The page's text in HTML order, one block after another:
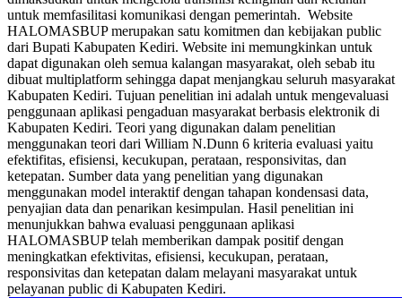
untuk memfasilitasi komunikasi dengan pemerintah. Website
HALOMASBUP merupakan satu komitmen dan kebijakan public
dari Bupati Kabupaten Kediri. Website ini memungkinkan untuk
dapat digunakan oleh semua kalangan masyarakat, oleh sebab itu
dibuat multiplatform sehingga dapat menjangkau seluruh masyarakat
Kabupaten Kediri. Tujuan penelitian ini adalah untuk mengevaluasi
penggunaan aplikasi pengaduan masyarakat berbasis elektronik di
Kabupaten Kediri. Teori yang digunakan dalam penelitian
menggunakan teori dari William N.Dunn 6 kriteria evaluasi yaitu
efektifitas, efisiensi, kecukupan, perataan, responsivitas, dan
ketepatan. Sumber data yang penelitian yang digunakan
menggunakan model interaktif dengan tahapan kondensasi data,
penyajian data dan penarikan kesimpulan. Hasil penelitian ini
menunjukkan bahwa evaluasi penggunaan aplikasi
HALOMASBUP telah memberikan dampak positif dengan
meningkatkan efektivitas, efisiensi, kecukupan, perataan,
responsivitas dan ketepatan dalam melayani masyarakat untuk
pelayanan public di Kabupaten Kediri.